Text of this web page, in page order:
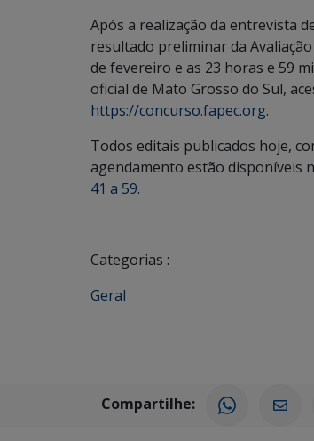
Após a realização da entrevista
resultado preliminar da
de fevereiro e as 23 horas e 59
oficial de Mato Grosso do Sul,
https://concurso.fapec.org.
Todos editais publicados hoje,
agendamento estão disponíveis
41 a 59.
Categorias :
Geral
Compartilhe: